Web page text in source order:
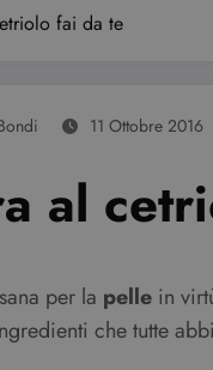
fai da te
11 Ottobre 2016
al
per la pelle in
che tutte